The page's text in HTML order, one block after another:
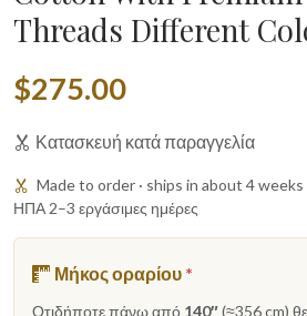
Threads Different
$275.00
Κατασκευή κατά παραγγελία
Made to order · ships in about 4 weeks
ΗΠΑ 2–3 εργάσιμες ημέρες
Μήκος οραρίου *
Οτιδήποτε πάνω από 140″(≈356 cm)